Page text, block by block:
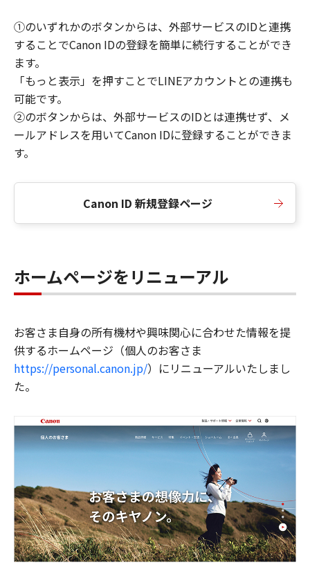
①のいずれかのボタンからは、外部サービスのIDと連携
することでCanon IDの登録を簡単に続行することができ
ます。
「もっと表示」を押すことでLINEアカウントとの連携も
可能です。
②のボタンからは、外部サービスのIDとは連携せず、メ
ールアドレスを用いてCanon IDに登録することができま
す。
Canon ID 新規登録ページ
ホームページをリニューアル
お客さま自身の所有機材や興味関心に合わせた情報を提
供するホームページ（個人のお客さま
https://personal.canon.jp/）にリニューアルいたしまし
た。